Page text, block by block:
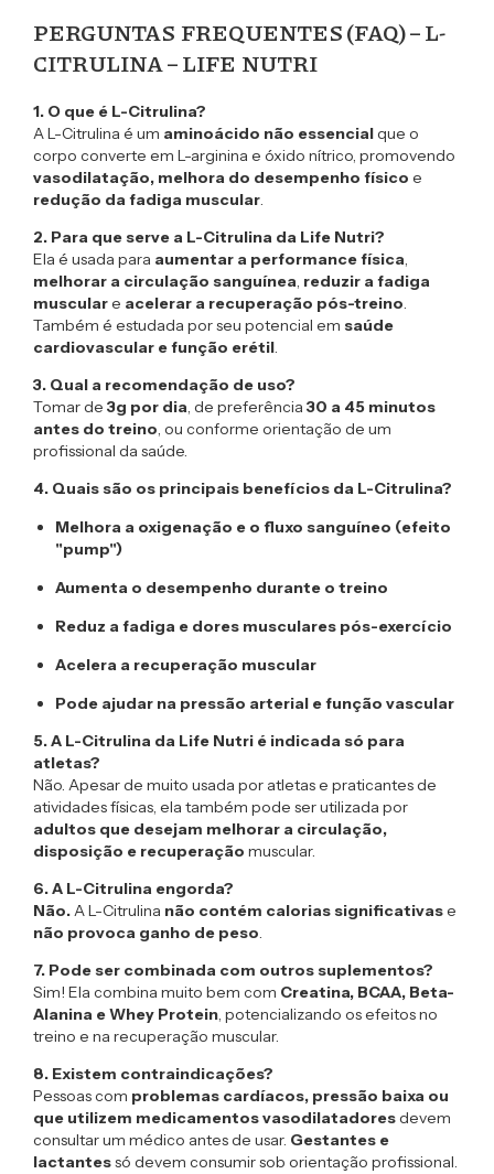
PERGUNTAS FREQUENTES (FAQ) – L-
CITRULINA – LIFE NUTRI
1. O que é L-Citrulina?
A L-Citrulina é um aminoácido não essencialque o
corpo converte em L-arginina e óxido nítrico, promovendo
vasodilatação, melhora do desempenho físico e
redução da fadiga muscular.
2. Para que serve a L-Citrulina da Life Nutri?
Ela é usada para aumentar a performance física,
melhorar a circulação sanguínea, reduzir a fadiga
musculare acelerar a recuperação pós-treino.
Também é estudada por seu potencial em saúde
cardiovascular e função erétil.
3. Qual a recomendação de uso?
Tomar de 3g por dia, de preferência 30 a 45 minutos
antes do treino, ou conforme orientação de um
profissional da saúde.
4. Quais são os principais benefícios da L-Citrulina?
Melhora a oxigenação e o fluxo sanguíneo (efeito
"pump")
Aumenta o desempenho durante o treino
Reduz a fadiga e dores musculares pós-exercício
Acelera a recuperação muscular
Pode ajudar na pressão arterial e função vascular
5. A L-Citrulina da Life Nutri é indicada só para
atletas?
Não. Apesar de muito usada por atletas e praticantes de
atividades físicas, ela também pode ser utilizada por
adultos que desejam melhorar a circulação,
disposição e recuperação muscular.
6. A L-Citrulina engorda?
Não.A L-Citrulina não contém calorias significativase
não provoca ganho de peso.
7. Pode ser combinada com outros suplementos?
Sim! Ela combina muito bem com Creatina, BCAA, Beta-
Alanina e Whey Protein, potencializando os efeitos no
treino e na recuperação muscular.
8. Existem contraindicações?
Pessoas com problemas cardíacos, pressão baixa ou
que utilizem medicamentos vasodilatadoresdevem
consultar um médico antes de usar. Gestantes e
lactantessó devem consumir sob orientação profissional.